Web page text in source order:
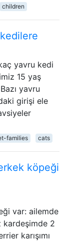
children
yavru kedi
15 yaş
yavru
girişi ele
families cats
köpeği
var: ailemde
kardeşimde 2
karışımı